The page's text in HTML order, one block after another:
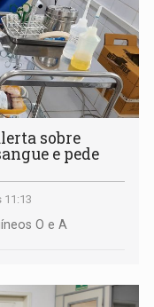
sobre
e pede
11:13
O e A